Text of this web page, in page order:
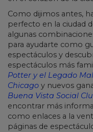
Como dijimos antes,
perfecto en la ciudad
algunas
para ayudarte como
espectáculos y
espectáculos más
Potter y el Legado
Chicago y nuevos
Buena Vista Social
encontrar más
como enlaces a la
páginas de